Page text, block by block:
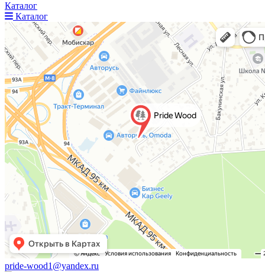
Каталог
Каталог
pride-wood1@yandex.ru